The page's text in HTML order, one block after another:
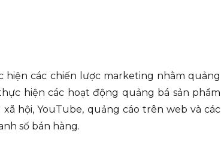
các chiến lược marketing nhằm quảng
hiện các hoạt động quảng bá sản phẩm
hội, YouTube, quảng cáo trên web và các
số bán hàng.